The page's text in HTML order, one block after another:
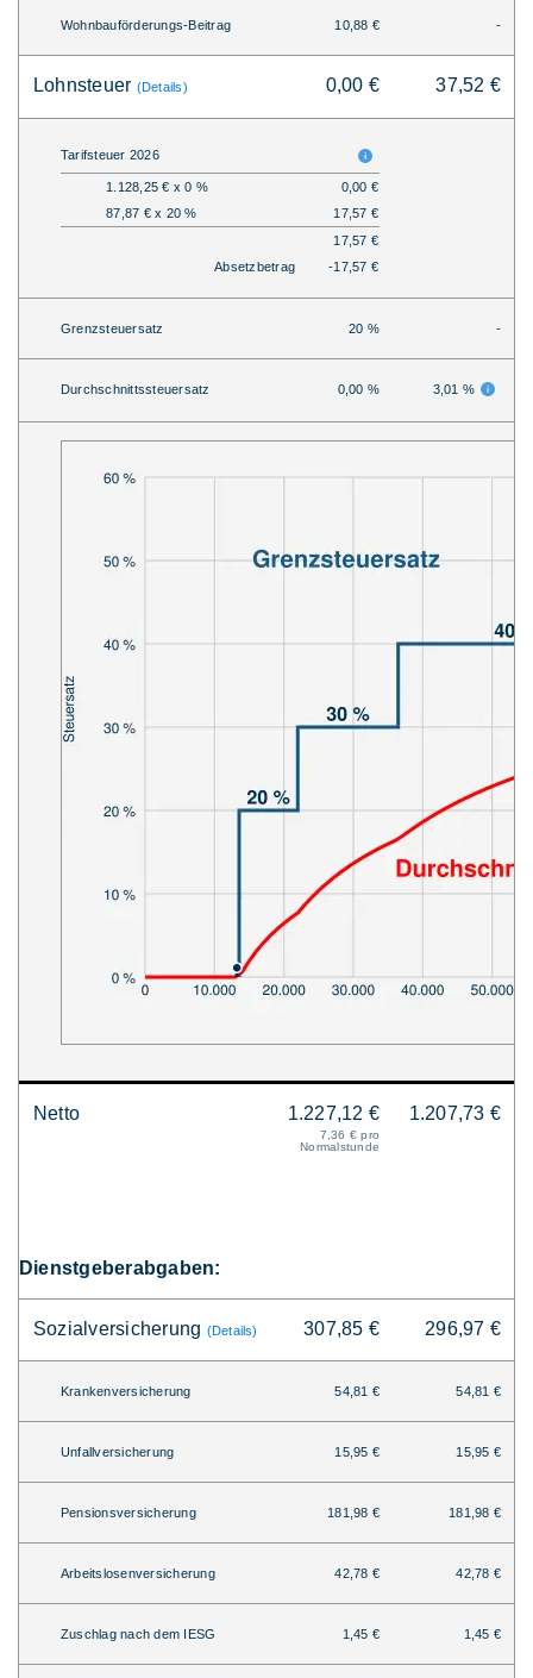
Wohnbauförderungs-Beitrag 10,88 € -
Lohnsteuer (Details) 0,00 € 37,52 €
Tarifsteuer 2026
1.128,25 € x 0 %
0,00 €
87,87 € x 20 %
17,57 €
17,57 €
Absetzbetrag
-17,57 €
Grenzsteuersatz 20 % -
Durchschnittssteuersatz 0,00 % 3,01 %
Netto 1.227,12 €
7,36 € pro
Normalstunde
1.207,73 €
Dienstgeberabgaben:
Sozialversicherung (Details) 307,85 € 296,97 €
Krankenversicherung 54,81 € 54,81 €
Unfallversicherung 15,95 € 15,95 €
Pensionsversicherung 181,98 € 181,98 €
Arbeitslosenversicherung 42,78 € 42,78 €
Zuschlag nach dem IESG 1,45 € 1,45 €